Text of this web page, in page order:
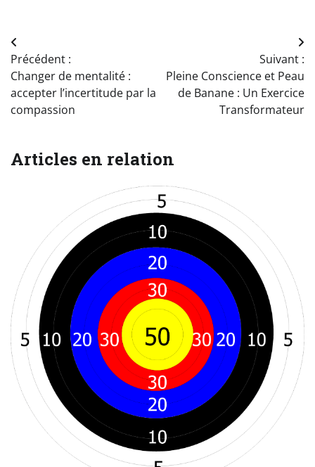
Navigation
de
l’article
Précédent :
Changer de mentalité :
accepter l’incertitude par la
compassion
Suivant :
Pleine Conscience et Peau
de Banane : Un Exercice
Transformateur
Articles en relation